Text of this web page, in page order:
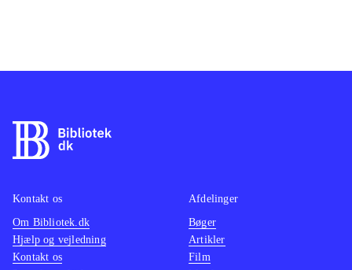
Kontakt os
Om Bibliotek.dk
Hjælp og vejledning
Kontakt os
Afdelinger
Bøger
Artikler
Film